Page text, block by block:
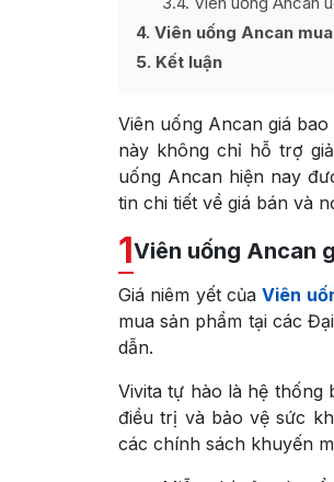
4 Viên uống Ancan
5 Kết luận
Viên uống Ancan giá
này không chỉ hỗ trợ
uống Ancan hiện nay
tin chi tiết về giá bán và
1Viên uống Ancan
Giá niêm yết củaViên
mua sản phẩm tại các
dẫn.
Vivita tự hào là hệ thống
điều trị và bảo vệ sức
các chính sách khuyến